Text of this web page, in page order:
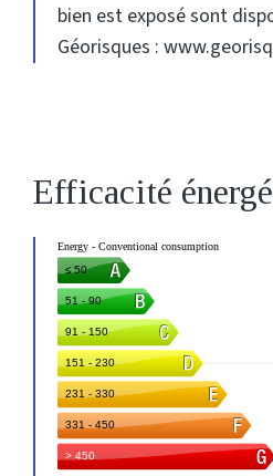
bien est exposé sont
Géorisques :
Efficacité